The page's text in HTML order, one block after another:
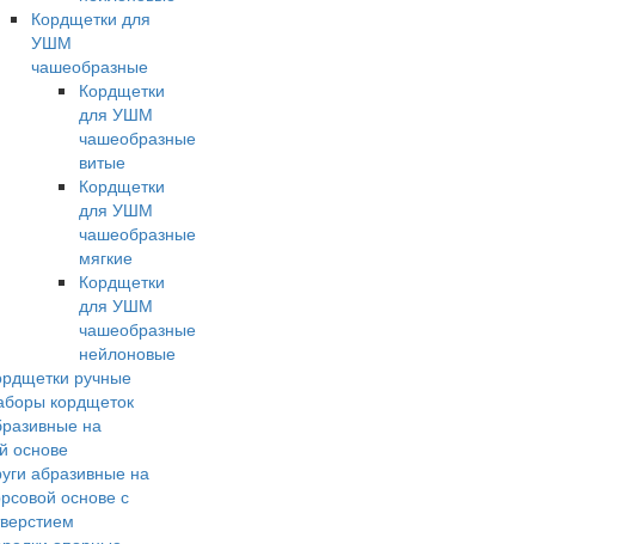
Кордщетки для
УШМ
чашеобразные
Кордщетки
для УШМ
чашеобразные
витые
Кордщетки
для УШМ
чашеобразные
мягкие
Кордщетки
для УШМ
чашеобразные
нейлоновые
ручные
кордщеток
на
основе
абразивные на
основе с